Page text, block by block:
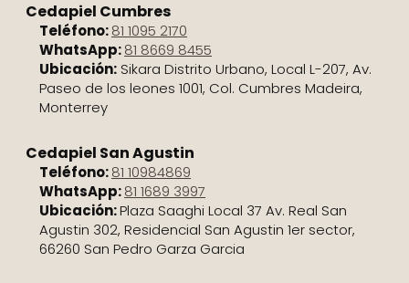
Cedapiel Cumbres
Teléfono:81 1095 2170
WhatsApp:81 8669 8455
Ubicación: Sikara Distrito Urbano, Local L-207, Av.
Paseo de los leones 1001, Col. Cumbres Madeira,
Monterrey
Cedapiel San Agustin
Teléfono:81 10984869
WhatsApp:81 1689 3997
Ubicación:Plaza Saaghi Local 37 Av. Real San
Agustin 302, Residencial San Agustin 1er sector,
66260 San Pedro Garza Garcia